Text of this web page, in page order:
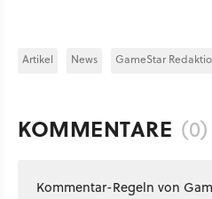
Artikel News GameStar
KOMMENTARE (0)
Kommentar-Regeln von